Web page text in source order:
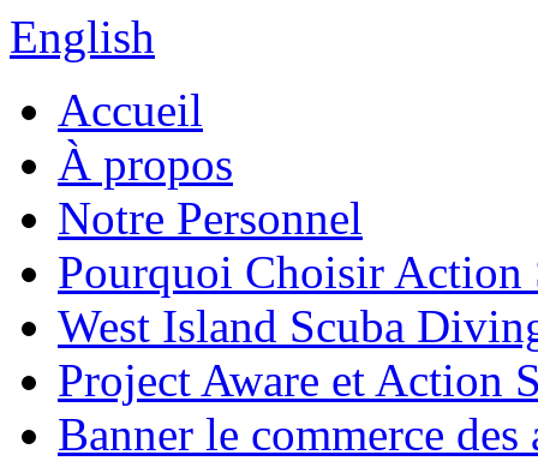
English
Accueil
À propos
Notre Personnel
Pourquoi Choisir Action
West Island Scuba
Project Aware et Action
Banner le commerce